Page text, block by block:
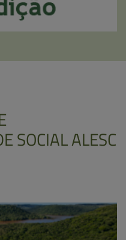
SOCIAL ALESC